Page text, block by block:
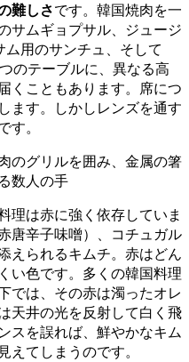
難しさです。韓国焼肉を一
サムギョプサル、ジュージ
用のサンチュ、そして
のテーブルに、異なる高
こともあります。席につ
ます。しかしレンズを通す
す。
のグリルを囲み、金属の箸
数人の手
理は赤に強く依存していま
唐辛子味噌）、コチュガル
えられるキムチ。赤はどん
い色です。多くの韓国料理
では、その赤は濁ったオレ
天井の光を反射して白く飛
スを誤れば、鮮やかなキム
えてしまうのです。